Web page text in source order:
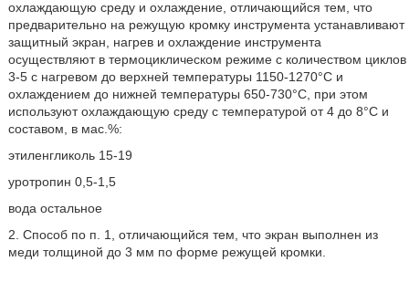
охлаждающую среду и охлаждение, отличающийся тем, что
предварительно на режущую кромку инструмента устанавливают
защитный экран, нагрев и охлаждение инструмента
осуществляют в термоциклическом режиме с количеством циклов
3-5 с нагревом до верхней температуры 1150-1270°С и
охлаждением до нижней температуры 650-730°С, при этом
используют охлаждающую среду с температурой от 4 до 8°С и
составом, в мас.%:
этиленгликоль 15-19
уротропин 0,5-1,5
вода остальное
2. Способ по п. 1, отличающийся тем, что экран выполнен из
меди толщиной до 3 мм по форме режущей кромки.